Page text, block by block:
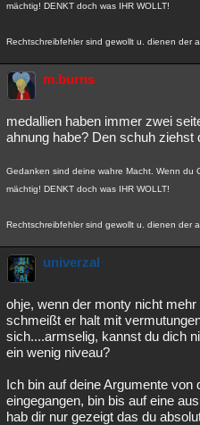
mächtig! DENKT doch was IHR WOLLT!
Rechtschreibfehler sind gewollt u. dienen der
m.burns
medallien haben immer zwei
ahnung habe? Den schuh ziehst
Gedanken sind deine wahre Macht. Wenn du
mächtig! DENKT doch was IHR WOLLT!
Rechtschreibfehler sind gewollt u. dienen der
univerzal
ohje, wenn der monty nicht
schmeißt er halt mit
sich....armselig, kannst du dich
ein wenig niveau?
Ich bin auf deine Argumente von
eingegangen, bin bis auf eine
hab dir nur gezeigt das du